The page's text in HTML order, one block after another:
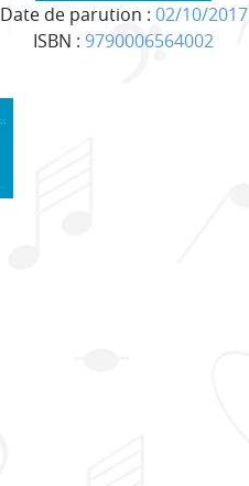
Date de parution : 02/10/2017
ISBN : 9790006564002